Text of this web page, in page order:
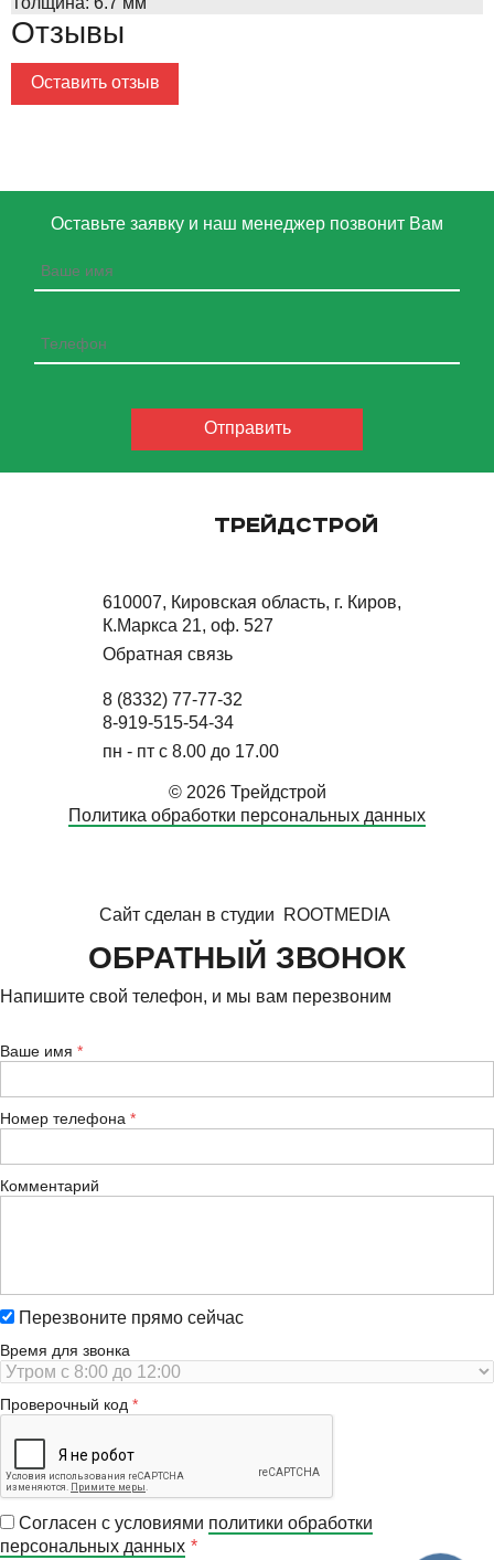
Отзывы
Оставить отзыв
Оставьте заявку и наш менеджер позвонит Вам
ТРЕЙДСТРОЙ
610007, Кировская область, г. Киров,
К.Маркса 21, оф. 527
Обратная связь
8 (8332) 77-77-32
8-919-515-54-34
пн - пт с 8.00 до 17.00
© 2026 Трейдстрой
Политика обработки персональных данных
Сайт сделан в студии ROOTMEDIA
ОБРАТНЫЙ ЗВОНОК
Напишите свой телефон, и мы вам перезвоним
Ваше имя
Номер телефона
Комментарий
Перезвоните прямо сейчас
Время для звонка
Проверочный код
Согласен с условиями политики обработки
персональных данных